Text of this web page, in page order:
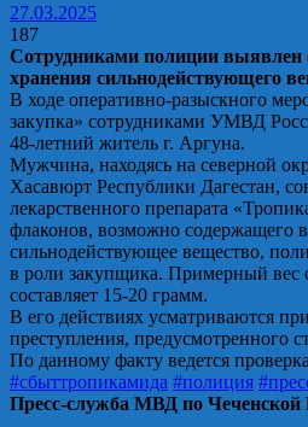
27.03.2025
187
Сотрудниками полиции выявлен
хранения сильнодействующего
В ходе оперативно-разыскного
закупка» сотрудниками УМВД
48-летний житель г. Аргуна.
Мужчина, находясь на северной
Хасавюрт Республики Дагестан,
лекарственного препарата
флаконов, возможно содержащего в
сильнодействующее вещество,
в роли закупщика. Примерный вес
составляет 15-20 грамм.
В его действиях усматриваются
преступления, предусмотренного
По данному факту ведется
#сбыттропикамида #полиция
Пресс-служба МВД по Чеченской